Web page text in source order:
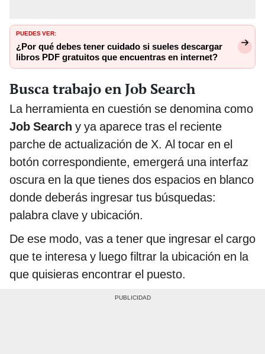
PUEDES VER:
¿Por qué debes tener cuidado si sueles descargar
libros PDF gratuitos que encuentras en internet?
Busca trabajo en Job Search
La herramienta en cuestión se denomina como
Job Search y ya aparece tras el reciente
parche de actualización de X. Al tocar en el
botón correspondiente, emergerá una interfaz
oscura en la que tienes dos espacios en blanco
donde deberás ingresar tus búsquedas:
palabra clave y ubicación.
De ese modo, vas a tener que ingresar el cargo
que te interesa y luego filtrar la ubicación en la
que quisieras encontrar el puesto.